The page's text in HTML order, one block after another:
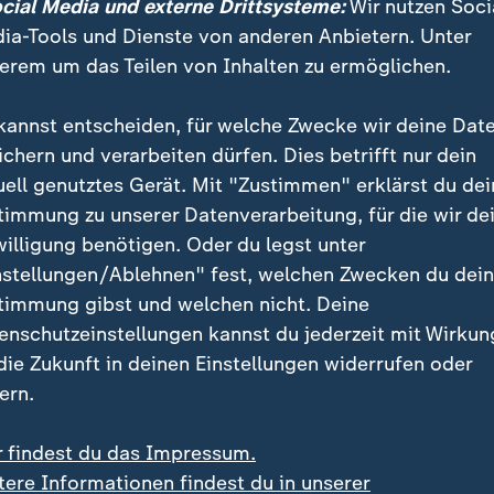
ausgesprochen - auch
selbst viel Geld
US-Senator Bernie
das richtig Geld kostete
auf einer Entwicklungsschiene, die das
- in Fachkreisen "Windows NT". Eine
kostete die Lizenz in Deutschland.
User erstmals einen langen und komplizierten
geprüft werden musste. Man konnte also sofort
- auch unter Privatanwendern, für die das
gedacht war.
Media und externe Drittsysteme:Wir nutzen
Tools und Dienste von anderen Anbietern. Unter
um das Teilen von Inhalten zu ermöglichen.
entscheiden, für welche Zwecke wir deine
und verarbeiten dürfen. Dies betrifft nur dein
genutztes Gerät. Mit "Zustimmen" erklärst du
zu unserer Datenverarbeitung, für die wir
benötigen. Oder du legst unter
Ablehnen" fest, welchen Zwecken du
gibst und welchen nicht. Deine
kannst du jederzeit mit
Zukunft in deinen Einstellungen widerrufen oder
findest du das Impressum.
Informationen findest du in unserer